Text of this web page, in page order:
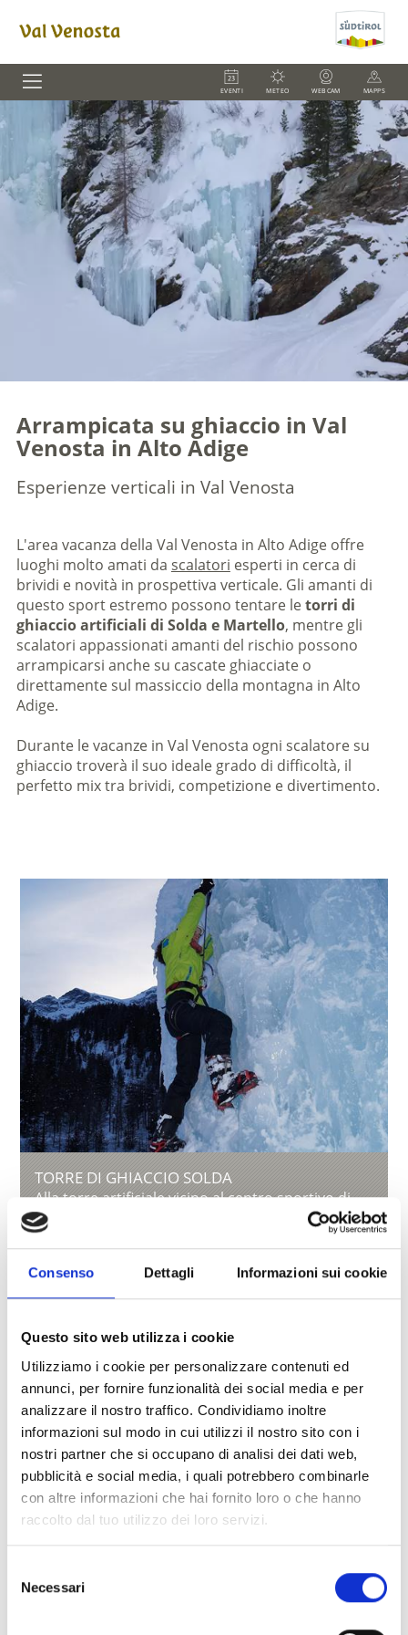
Consenso Dettagli Informazioni sui cookie
Questo sito web utilizza i cookie
Utilizziamo i cookie per personalizzare contenuti ed
annunci, per fornire funzionalità dei social media e per
analizzare il nostro traffico. Condividiamo inoltre
informazioni sul modo in cui utilizzi il nostro sito con i
nostri partner che si occupano di analisi dei dati web,
pubblicità e social media, i quali potrebbero combinarle
con altre informazioni che hai fornito loro o che hanno
raccolto dal tuo utilizzo dei loro servizi.
delNecessari
EVENTI METEO WEBCAM MAPPS
Arrampicata su ghiaccio in Val
Venosta in Alto Adige
Esperienze verticali in Val Venosta
L'area vacanza della Val Venosta in Alto Adige offre
luoghi molto amati da scalatori esperti in cerca di
brividi e novità in prospettiva verticale. Gli amanti di
questo sport estremo possono tentare letorri di
ghiaccio artificiali di Solda e Martello, mentre gli
scalatori appassionati amanti del rischio possono
arrampicarsi anche su cascate ghiacciate o
direttamente sul massiccio della montagna in Alto
Adige.
Durante le vacanze in Val Venosta ogni scalatore su
ghiaccio troverà il suo ideale grado di difficoltà, il
perfetto mix tra brividi, competizione e divertimento.
TORRE DI GHIACCIO SOLDA
Alla torre artificiale vicino al centro sportivo di
Solda, i principianti troveranno i punti più alti
dove potranno ...